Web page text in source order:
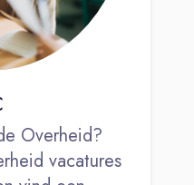
Overheid?
vacatures